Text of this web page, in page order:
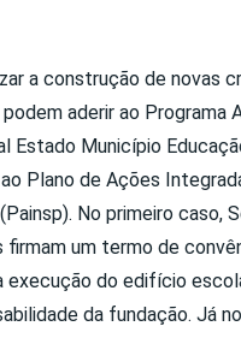
a construção de novas
aderir ao Programa
Estado Município
Plano de Ações
No primeiro caso,
um termo de
execução do edifício
da fundação. Já